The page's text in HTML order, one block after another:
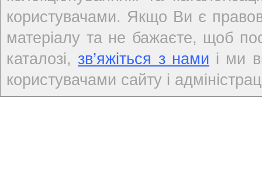
користувачами. Якщо Ви є
матеріалу та не бажаєте, щоб
каталозі,зв’яжіться з нами і ми
користувачами сайту і